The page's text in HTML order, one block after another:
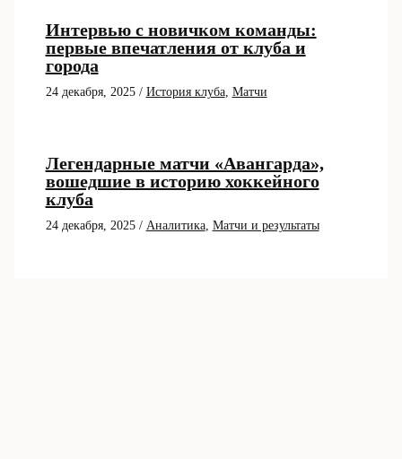
Интервью с новичком команды:
первые впечатления от клуба и
города
24 декабря, 2025 / История клуба, Матчи
Легендарные матчи «Авангарда»,
вошедшие в историю хоккейного
клуба
24 декабря, 2025 / Аналитика, Матчи и результаты